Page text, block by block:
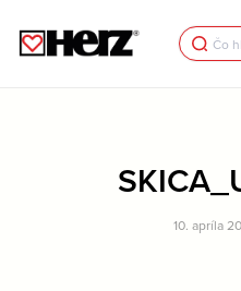
Search
for:
10. apríla